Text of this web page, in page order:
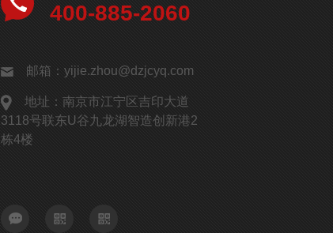
400-885-2060
邮箱：yijie.zhou@dzjcyq.com
地址：南京市江宁区吉印大道
3118号联东U谷九龙湖智造创新港2
栋4楼